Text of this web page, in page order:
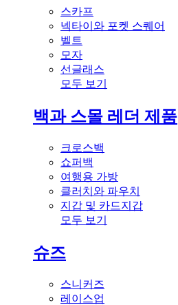
스카프
넥타이와 포켓 스퀘어
벨트
모자
선글래스
모두 보기
백과 스몰 레더 제품
크로스백
쇼퍼백
여행용 가방
클러치와 파우치
지갑 및 카드지갑
모두 보기
슈즈
스니커즈
레이스업